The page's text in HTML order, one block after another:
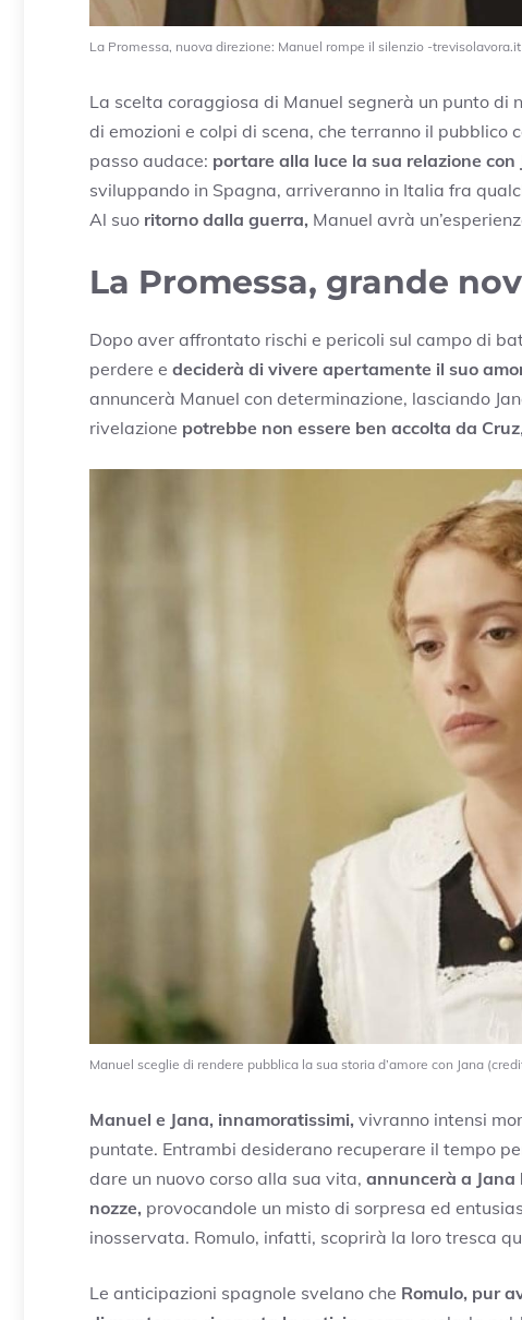
La Promessa, nuova direzione: Manuel rompe il silenzio -trevisolavora.it
La scelta coraggiosa di Manuel segnerà un punto
di emozioni e colpi di scena, che terranno il pubblico
passo audace: portare alla luce la sua relazione con
sviluppando in Spagna, arriveranno in Italia fra
Al suo ritorno dalla guerra, Manuel avrà
La Promessa, grande
Dopo aver affrontato rischi e pericoli sul campo di
perdere e deciderà di vivere apertamente il suo
annuncerà Manuel con determinazione, lasciando
rivelazione potrebbe non essere ben accolta da Cruz
Manuel sceglie di rendere pubblica la sua storia d’amore con Jana
Manuel e Jana, innamoratissimi, vivranno intensi
puntate. Entrambi desiderano recuperare il tempo
dare un nuovo corso alla sua vita, annuncerà a Jana
nozze, provocandole un misto di sorpresa ed
inosservata. Romulo, infatti, scoprirà la loro tresca
Le anticipazioni spagnole svelano che Romulo, pur